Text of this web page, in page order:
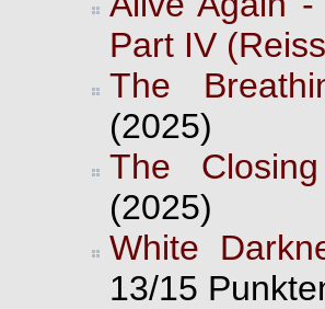
Part IV
The
(2025)
The
(2025)
White
13/15